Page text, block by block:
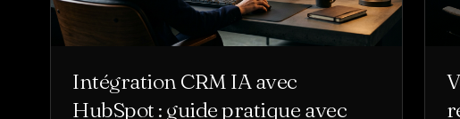
Intégration CRM IA avec
HubSpot : guide pratique avec